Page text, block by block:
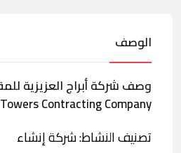
الوصف
Towers Contracting Company
تصنيف النشاط: شركة إنشاء